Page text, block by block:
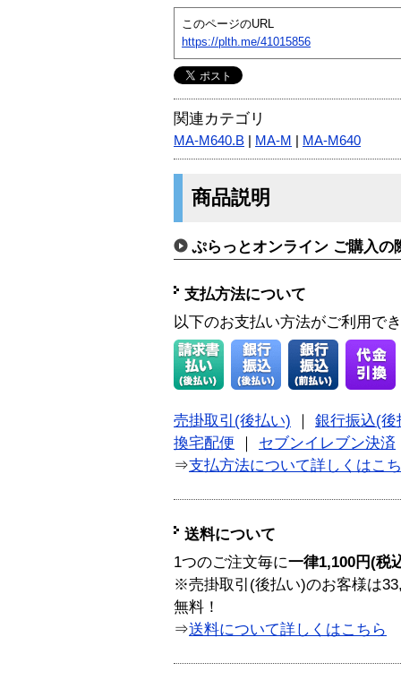
このページのURL
https://plth.me/41015856
関連カテゴリ
MA-M640.B MA-M MA-M640
商品説明
ぷらっとオンライン ご購入の
支払方法について
以下のお支払い方法がご利用で
売掛取引(後払い)
銀行振込(後
換宅配便
セブンイレブン決済
⇒支払方法について詳しくはこ
送料について
1つのご注文毎に一律1,100円(税
※売掛取引(後払い)のお客様は
無料！
⇒送料について詳しくはこちら